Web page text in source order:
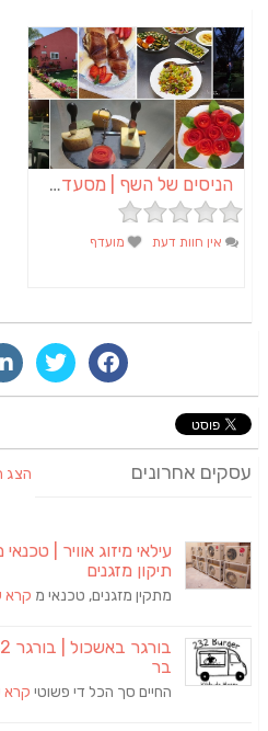
הניסים של השף | מסעדת שף בבית | ארוחות גורמה
אין חוות דעת מועדף
אחרונים הצג
עילאי מיזוג אוויר | טכנאי
תיקון מזגנים
מתקין מזגנים, טכנאי מקרא עוד
בר
החיים סך הכל די פשוטיקרא